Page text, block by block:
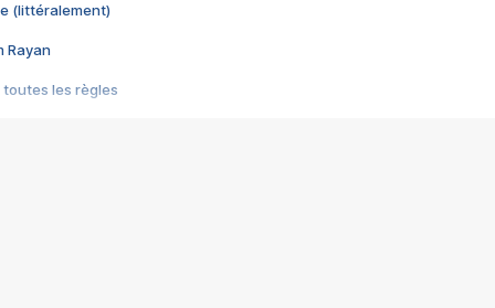
(littéralement)
Rayan
toutes les règles